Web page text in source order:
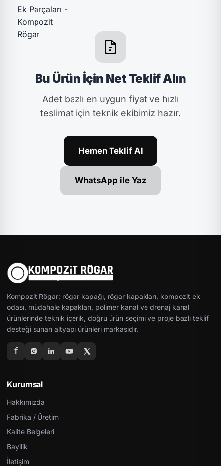
Bu Ürün İçin Net Teklif Alın
Adet bazlı en uygun fiyat ve hızlı
teslimat için teknik ekibimiz hazır.
Hemen Teklif Al
WhatsApp ile Yaz
Kompozit Rögar; rögar kapağı, rögar kapakları, kompozit ek
odası, müdahale kapakları, polimer kanal ve drenaj kanal
ürünlerinde teknik içerik, doğru ürün seçimi ve proje bazlı teklif
desteği sunan altyapı ürünleri markasıdır.
Kurumsal
Hakkımızda
Fabrika / Üretim
Kalite Belgeleri
Bayilik
İletişim